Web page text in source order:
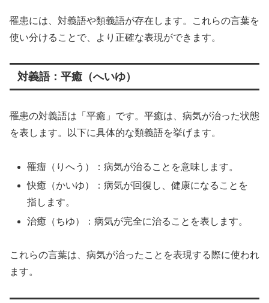
罹患には、対義語や類義語が存在します。これらの言葉を
使い分けることで、より正確な表現ができます。
対義語：平癒（へいゆ）
罹患の対義語は「平癒」です。平癒は、病気が治った状態
を表します。以下に具体的な類義語を挙げます。
罹癅（りへう）：病気が治ることを意味します。
快癒（かいゆ）：病気が回復し、健康になることを
指します。
治癒（ちゆ）：病気が完全に治ることを表します。
これらの言葉は、病気が治ったことを表現する際に使われ
ます。